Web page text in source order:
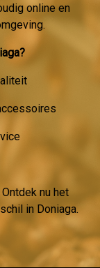
online en
nu het
in Doniaga.